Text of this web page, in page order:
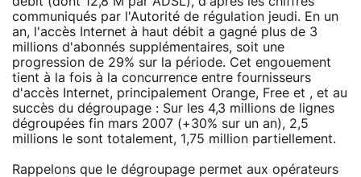
communiqués par l'Autorité de régulation jeudi. En un
an, l'accès Internet à haut débit a gagné plus de 3
millions d'abonnés supplémentaires, soit une
progression de 29% sur la période. Cet engouement
tient à la fois à la concurrence entre fournisseurs
d'accès Internet, principalement Orange, Free et , et au
succès du dégroupage : Sur les 4,3 millions de lignes
dégroupées fin mars 2007 (+30% sur un an), 2,5
millions le sont totalement, 1,75 million partiellement.
Rappelons que le dégroupage permet aux opérateurs